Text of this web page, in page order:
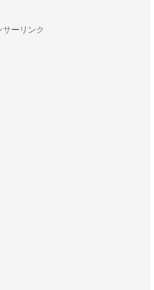
ーリンク